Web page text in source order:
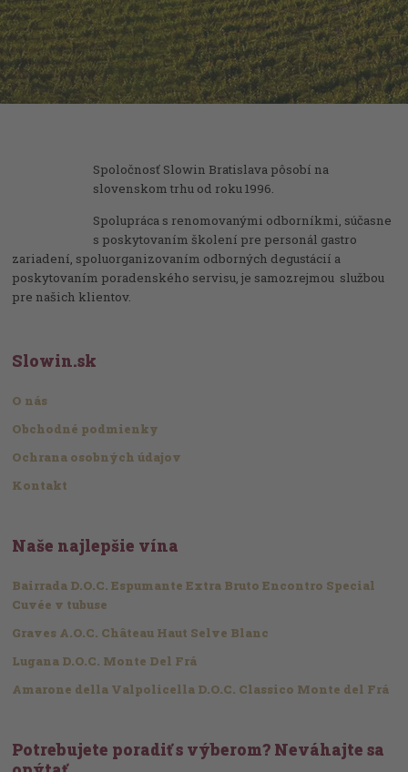
Spoločnosť Slowin Bratislava pôsobí na
slovenskom trhu od roku 1996.
Spolupráca s renomovanými odborníkmi, súčasne
s poskytovaním školení pre personál gastro
zariadení, spoluorganizovaním odborných degustácií a
poskytovaním poradenského servisu, je samozrejmou službou
pre našich klientov.
Slowin.sk
O nás
Obchodné podmienky
Ochrana osobných údajov
Kontakt
Naše najlepšie vína
Bairrada D.O.C. Espumante Extra Bruto Encontro Special
Cuvée v tubuse
Graves A.O.C. Château Haut Selve Blanc
Lugana D.O.C. Monte Del Frá
Amarone della Valpolicella D.O.C. Classico Monte del Frá
Potrebujete poradiť s výberom? Neváhajte sa